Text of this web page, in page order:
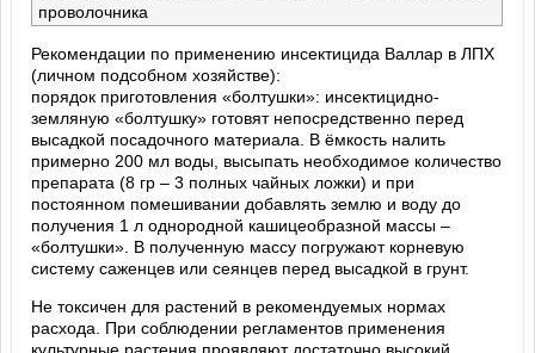
проволочника
Рекомендации по применению инсектицида Валлар в ЛПХ
(личном подсобном хозяйстве):
порядок приготовления «болтушки»: инсектицидно-
земляную «болтушку» готовят непосредственно перед
высадкой посадочного материала. В ёмкость налить
примерно 200 мл воды, высыпать необходимое количество
препарата (8 гр – 3 полных чайных ложки) и при
постоянном помешивании добавлять землю и воду до
получения 1 л однородной кашицеобразной массы –
«болтушки». В полученную массу погружают корневую
систему саженцев или сеянцев перед высадкой в грунт.
Не токсичен для растений в рекомендуемых нормах
расхода. При соблюдении регламентов применения